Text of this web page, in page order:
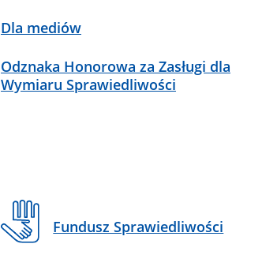
Dla mediów
Odznaka Honorowa za Zasługi dla
Wymiaru Sprawiedliwości
Fundusz Sprawiedliwości